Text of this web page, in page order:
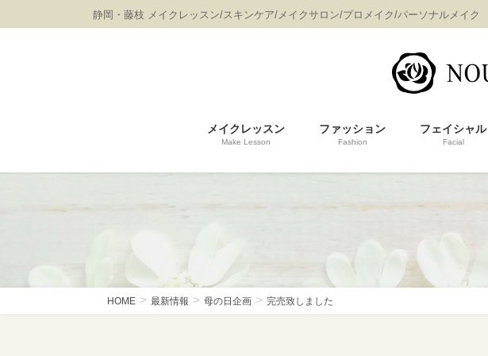
ン
ビ
静岡・藤枝 メイクレッスン/スキンケア/メイクサロン/プロメイク/パーソナルメイク
メイクレッスン
Make Lesson
ファッション
Fashion
フェイシャル
Facial
HOME 最新情報 母の日企画 完売致しました